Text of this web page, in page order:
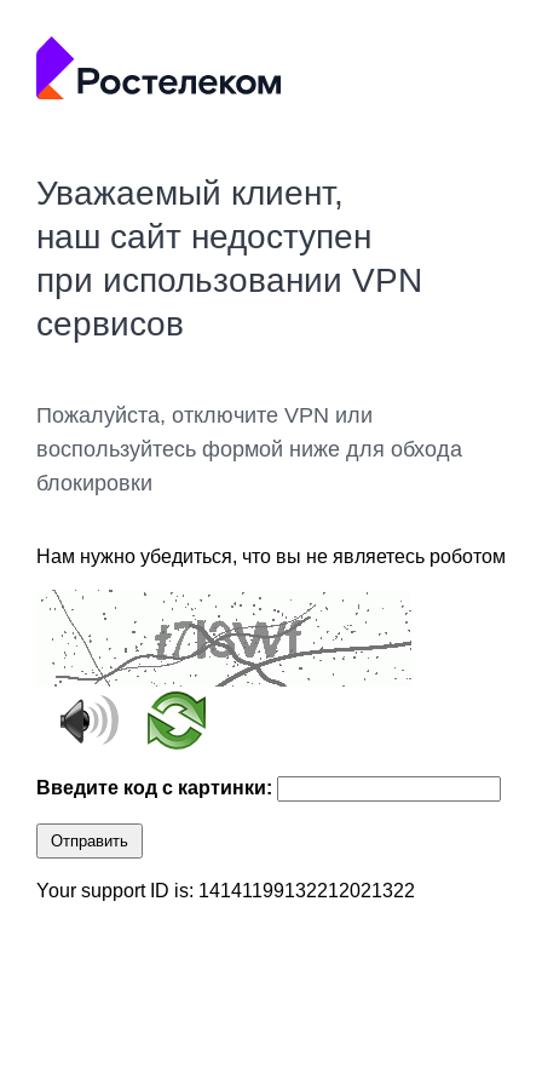
Уважаемый клиент,
наш сайт недоступен
при использовании VPN
сервисов
Пожалуйста, отключите VPN или
воспользуйтесь формой ниже для обхода
блокировки
Нам нужно убедиться, что вы не являетесь роботом
Введите код с картинки:
Отправить
Your support ID is: 14141199132212021322